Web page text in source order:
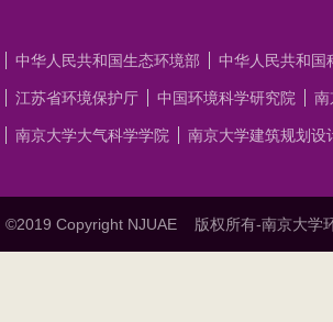
中华人民共和国生态环境部 中华人民共和国
江苏省环境保护厅 中国环境科学研究院 南
南京大学大气科学学院 南京大学建筑规划设
©2019 Copyright NJUAE 版权所有-南京大